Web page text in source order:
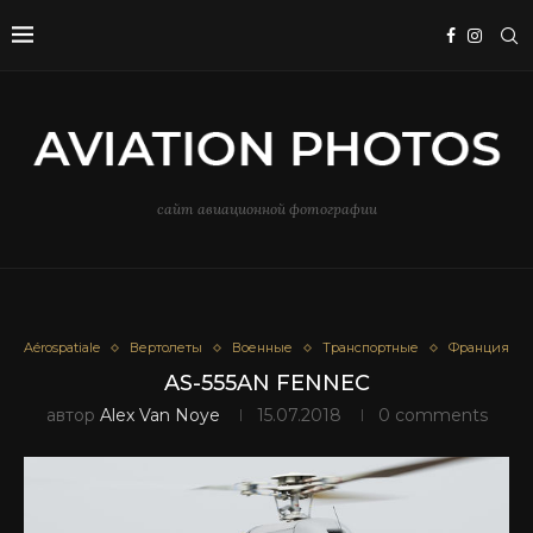
сайт авиационной фотографии
Aérospatiale Вертолеты Военные Транспортные Франция
AS-555AN FENNEC
автор Alex Van Noye 15.07.2018 0 comments